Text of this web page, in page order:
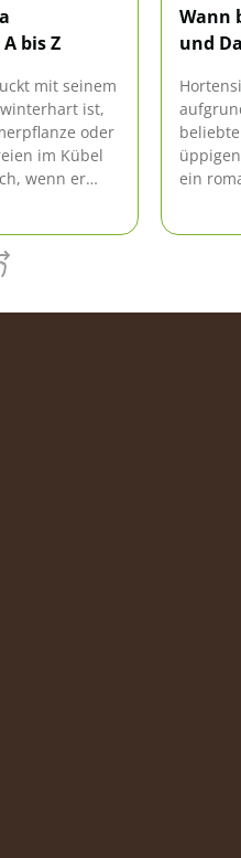
bis Z
mit seinem
ist,
oder
im Kübel
wenn er
Wann
und
ein